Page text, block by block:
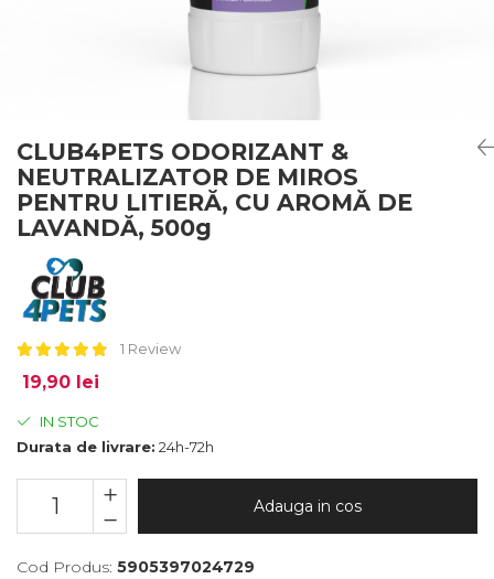
CLUB4PETS ODORIZANT &
NEUTRALIZATOR DE MIROS
PENTRU LITIERĂ, CU AROMĂ DE
LAVANDĂ, 500g
1 Review
19,90 lei
IN STOC
Durata de livrare: 24h-72h
Adauga in cos
Cod Produs: 5905397024729